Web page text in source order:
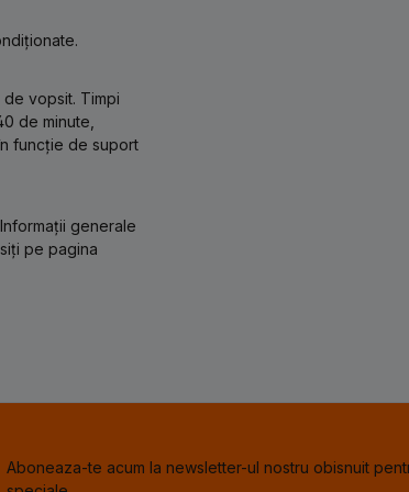
vopsit. Timpi
de minute,
funcție de suport
generale
pe pagina
Aboneaza-te acum la newsletter-ul nostru obisnuit